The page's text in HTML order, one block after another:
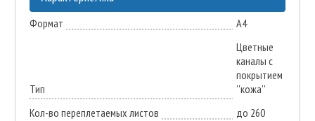
Формат А4
Тип
Цветные
каналы с
покрытием
''кожа''
Кол-во переплетаемых листов
до 260